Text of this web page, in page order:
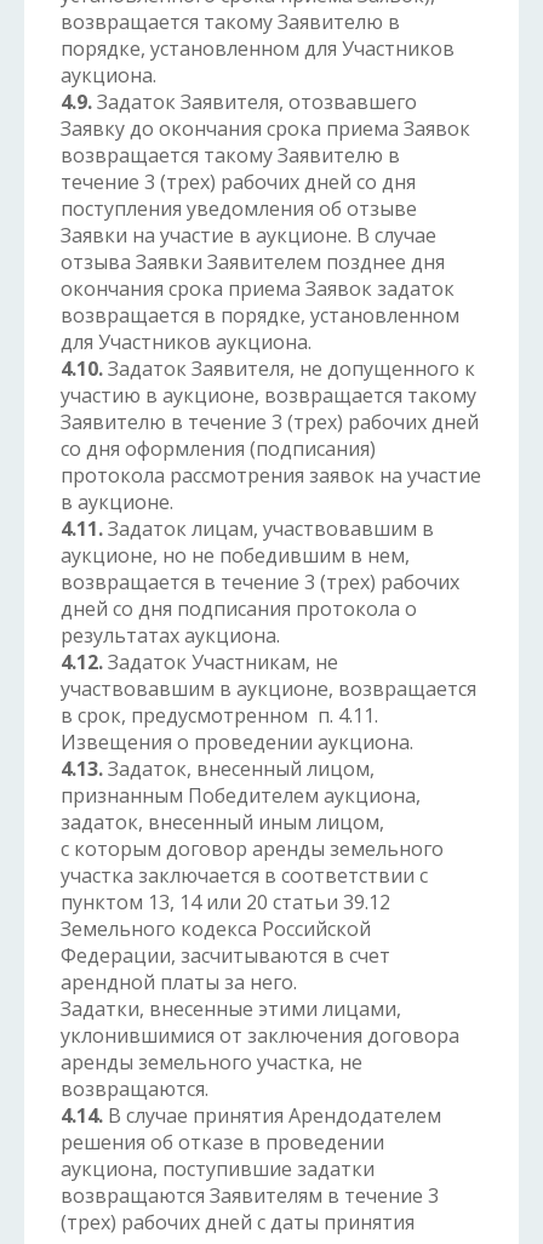
возвращается такому Заявителю в
порядке, установленном для Участников
аукциона.
4.9.Задаток Заявителя, отозвавшего
Заявку до окончания срока приема Заявок
возвращается такому Заявителю в
течение 3 (трех) рабочих дней со дня
поступления уведомления об отзыве
Заявки на участие в аукционе. В случае
отзыва Заявки Заявителем позднее дня
окончания срока приема Заявок задаток
возвращается в порядке, установленном
для Участников аукциона.
4.10.Задаток Заявителя, не допущенного к
участию в аукционе, возвращается такому
Заявителю в течение 3 (трех) рабочих дней
со дня оформления (подписания)
протокола рассмотрения заявок на участие
в аукционе.
4.11.Задаток лицам, участвовавшим в
аукционе, но не победившим в нем,
возвращается в течение 3 (трех) рабочих
дней со дня подписания протокола о
результатах аукциона.
4.12.Задаток Участникам, не
участвовавшим в аукционе, возвращается
в срок, предусмотренном п. 4.11.
Извещения о проведении аукциона.
4.13.Задаток, внесенный лицом,
признанным Победителем аукциона,
задаток, внесенный иным лицом,
с которым договор аренды земельного
участка заключается в соответствии с
пунктом 13, 14 или 20 статьи 39.12
Земельного кодекса Российской
Федерации, засчитываются в счет
арендной платы за него.
Задатки, внесенные этими лицами,
уклонившимися от заключения договора
аренды земельного участка, не
возвращаются.
4.14. В случае принятия Арендодателем
решения об отказе в проведении
аукциона, поступившие задатки
возвращаются Заявителям в течение 3
(трех) рабочих дней с даты принятия